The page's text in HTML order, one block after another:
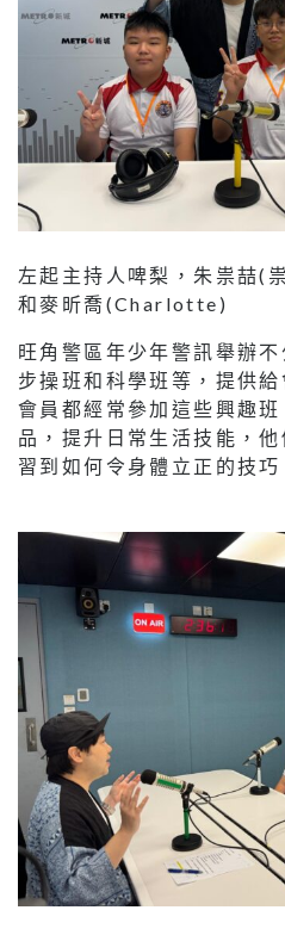
左起主持人啤梨，朱祟喆(
和麥昕喬(Charlotte)
旺角警區年少年警訊舉辦不
步操班和科學班等，提供
會員都經常參加這些興趣
品，提升日常生活技能，
習到如何令身體立正的技巧